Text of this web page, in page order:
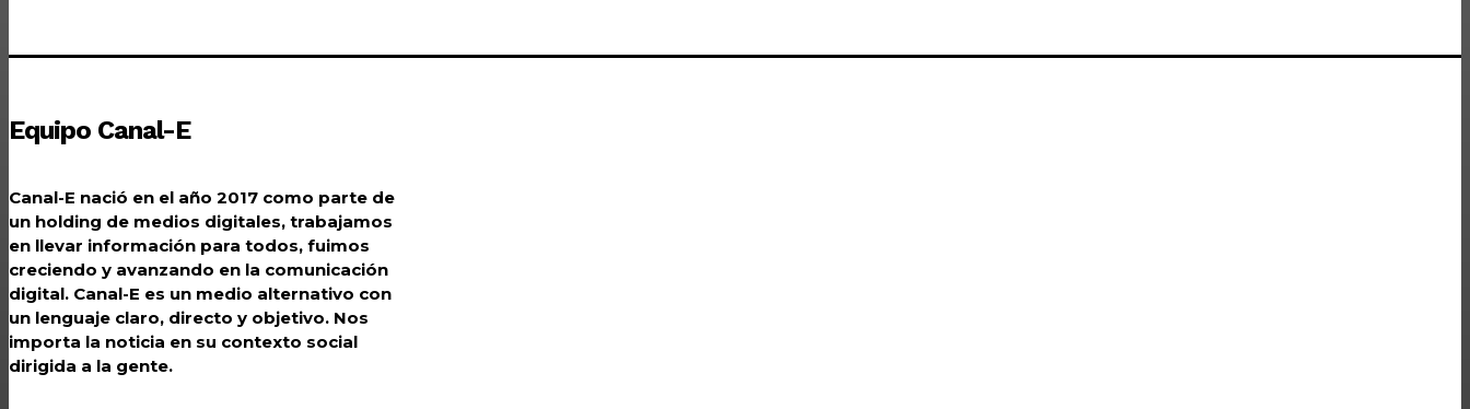
Equipo Canal-E
Canal-E nació en el año 2017 como parte de
un holding de medios digitales, trabajamos
en llevar información para todos, fuimos
creciendo y avanzando en la comunicación
digital. Canal-E es un medio alternativo con
un lenguaje claro, directo y objetivo. Nos
importa la noticia en su contexto social
dirigida a la gente.